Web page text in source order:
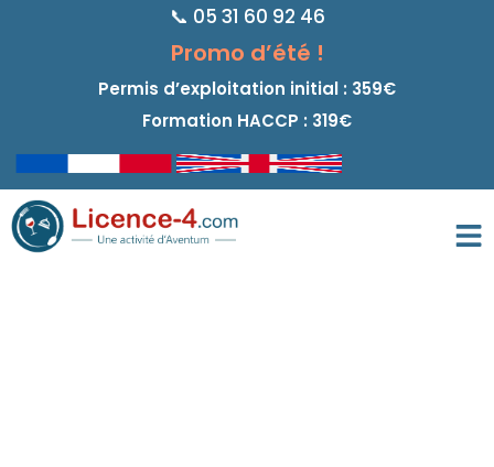
📞 05 31 60 92 46
Promo d’été !
Permis d’exploitation initial : 359€
Formation HACCP : 319€